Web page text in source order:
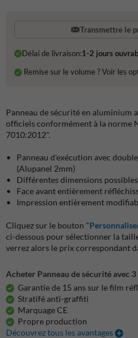
Transmettre le
Délai de livraison:1-2 jours
Remise sur le volume ? Voir les
Panneau de sécurité en aluminium
officiels conformément à la norme
7010:2012".
Panneau d'exécution avec
(Alupanel 2mm)
Différentes dimensions possibles
Face avant entièrement
Impression entièrement
Cliquez sur le bouton "
ci-dessous pour sélectionner la
verrez alors le prix correspondant
Acheter Panneau de sécurité avec
Garantie de 15 ans sur le film
Stratifé anti-graffiti
Marquage CE
Propre production
Découvrez tous les avantages